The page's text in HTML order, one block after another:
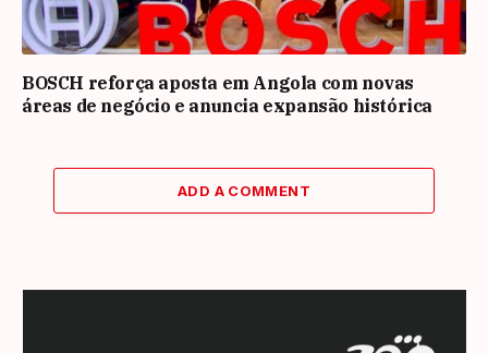
BOSCH reforça aposta em Angola com novas
áreas de negócio e anuncia expansão histórica
ADD A COMMENT